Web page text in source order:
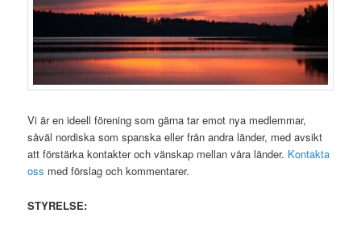
Vi är en ideell förening som gärna tar emot nya medlemmar,
såväl nordiska som spanska eller från andra länder, med avsikt
att förstärka kontakter och vänskap mellan våra länder. Kontakta
oss med förslag och kommentarer.
STYRELSE: